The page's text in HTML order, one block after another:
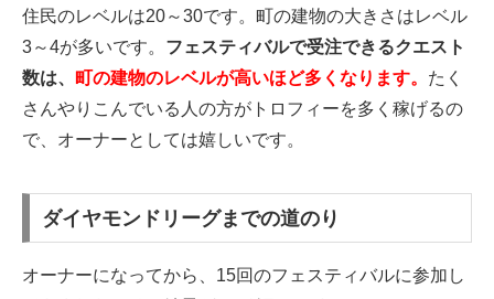
住民のレベルは20～30です。町の建物の大きさはレベル
3～4が多いです。 フェスティバルで受注できるクエスト
数は、 町の建物のレベルが高いほど多くなります。 たく
さんやりこんでいる人の方がトロフィーを多く稼げるの
で、オーナーとしては嬉しいです。
ダイヤモンドリーグまでの道のり
オーナーになってから、15回のフェスティバルに参加し